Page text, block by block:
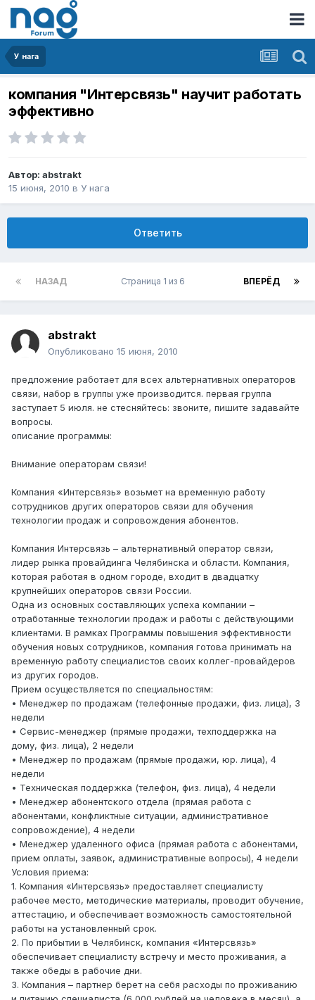
У нага
компания "Интерсвязь" научит работать
эффективно
Автор: abstrakt
15 июня, 2010 в У нага
Ответить
НАЗАД ВПЕРЁД
Страница 1 из 6
abstrakt
Опубликовано 15 июня, 2010
предложение работает для всех альтернативных операторов
связи, набор в группы уже производится. первая группа
заступает 5 июля. не стесняйтесь: звоните, пишите задавайте
вопросы.
описание программы:
Внимание операторам связи!
Компания «Интерсвязь» возьмет на временную работу
сотрудников других операторов связи для обучения
технологии продаж и сопровождения абонентов.
Компания Интерсвязь – альтернативный оператор связи,
лидер рынка провайдинга Челябинска и области. Компания,
которая работая в одном городе, входит в двадцатку
крупнейших операторов связи России.
Одна из основных составляющих успеха компании –
отработанные технологии продаж и работы с действующими
клиентами. В рамках Программы повышения эффективности
обучения новых сотрудников, компания готова принимать на
временную работу специалистов своих коллег-провайдеров
из других городов.
Прием осуществляется по специальностям:
• Менеджер по продажам (телефонные продажи, физ. лица), 3
недели
• Сервис-менеджер (прямые продажи, техподдержка на
дому, физ. лица), 2 недели
• Менеджер по продажам (прямые продажи, юр. лица), 4
недели
• Техническая поддержка (телефон, физ. лица), 4 недели
• Менеджер абонентского отдела (прямая работа с
абонентами, конфликтные ситуации, административное
сопровождение), 4 недели
• Менеджер удаленного офиса (прямая работа с абонентами,
прием оплаты, заявок, административные вопросы), 4 недели
Условия приема:
1. Компания «Интерсвязь» предоставляет специалисту
рабочее место, методические материалы, проводит обучение,
аттестацию, и обеспечивает возможность самостоятельной
работы на установленный срок.
2. По прибытии в Челябинск, компания «Интерсвязь»
обеспечивает специалисту встречу и место проживания, а
также обеды в рабочие дни.
3. Компания – партнер берет на себя расходы по проживанию